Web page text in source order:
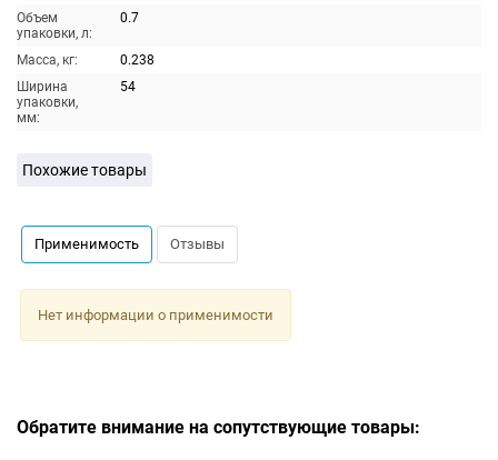
Объем
упаковки, л:
0.7
Масса, кг:
0.238
Ширина
упаковки,
мм:
54
Похожие товары
Применимость Отзывы
Нет информации о применимости
Обратите внимание на сопутствующие товары: